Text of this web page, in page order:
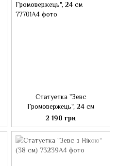
Статуетка "Зевс
Громовержець", 24 см
2 190 грн